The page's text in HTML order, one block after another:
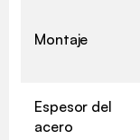
Montaje
Espesor del
acero